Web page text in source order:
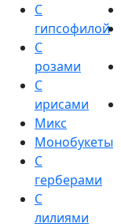
С
гипсофилой
С
розами
С
ирисами
Микс
Монобукеты
С
герберами
С
лилиями